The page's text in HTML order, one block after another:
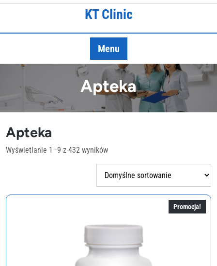
Skip
KT Clinic
Menu
Apteka
Apteka
Wyświetlanie 1–9 z 432 wyników
Promocja!